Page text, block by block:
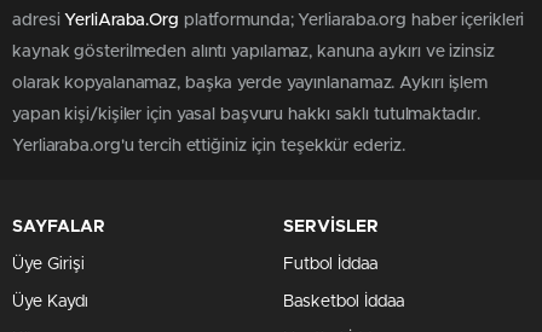
adresiYerliAraba.Org platformunda; Yerliaraba.org haber içerikleri
kaynak gösterilmeden alıntı yapılamaz, kanuna aykırı ve izinsiz
olarak kopyalanamaz, başka yerde yayınlanamaz. Aykırı işlem
yapan kişi/kişiler için yasal başvuru hakkı saklı tutulmaktadır.
Yerliaraba.org'u tercih ettiğiniz için teşekkür ederiz.
SAYFALAR
Üye Girişi
Üye Kaydı
SERVİSLER
Futbol İddaa
Basketbol İddaa